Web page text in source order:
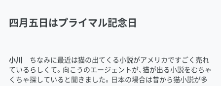
四月五日はプライマル記念日
小川 ちなみに最近は猫の出てくる小説がアメリカですごく売れ
ているらしくて。向こうのエージェントが、猫が出る小説をむちゃ
くちゃ探していると聞きました。日本の場合は昔から猫小説が多